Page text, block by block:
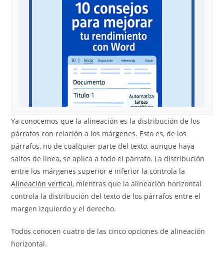
Ya conocemos que la alineación es la distribución de los
párrafos con relación a los márgenes. Esto es, de los
párrafos, no de cualquier parte del texto, aunque haya
saltos de línea, se aplica a todo el párrafo. La distribución
entre los márgenes superior e inferior la controla la
Alineación vertical, mientras que la alineación horizontal
controla la distribución del texto de los párrafos entre el
margen izquierdo y el derecho.
Todos conocen cuatro de las cinco opciones de alineación
horizontal.